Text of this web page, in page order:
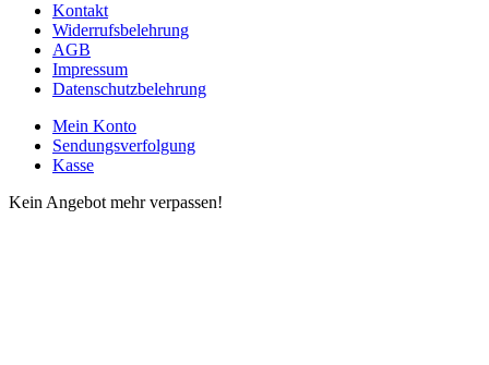
Kontakt
Widerrufsbelehrung
AGB
Impressum
Datenschutzbelehrung
Mein Konto
Sendungsverfolgung
Kasse
Kein Angebot mehr verpassen!